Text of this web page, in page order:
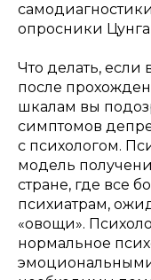
опросники
Что делать,
после
шкалам вы
симптомов
с психологом.
модель
стране, где все
психиатрам,
«овощи».
нормальное